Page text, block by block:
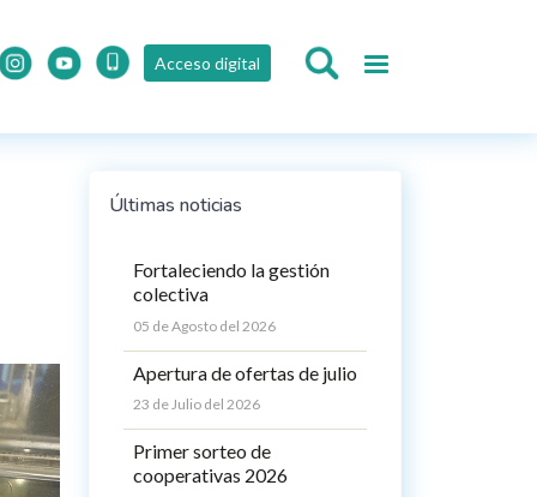
Acceso digital
Últimas noticias
Fortaleciendo la gestión
colectiva
05 de Agosto del 2026
Apertura de ofertas de julio
23 de Julio del 2026
Primer sorteo de
cooperativas 2026